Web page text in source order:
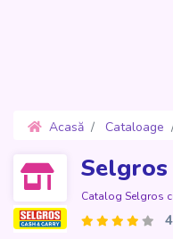
Acasă Cataloage
Selgros
Catalog Selgros